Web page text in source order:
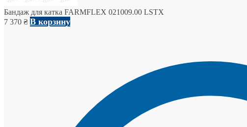
Бандаж для катка FARMFLEX 021009.00 LSTX
7 370 ₴ В корзину